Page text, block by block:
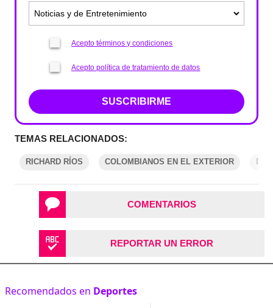
Acepto términos y condiciones
Acepto política de tratamiento de datos
SUSCRIBIRME
TEMAS RELACIONADOS:
RICHARD RÍOS COLOMBIANOS EN EL EXTERIOR
COMENTARIOS
REPORTAR UN ERROR
Recomendados en Deportes